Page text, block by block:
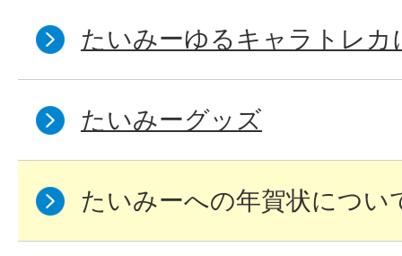
たいみーゆるキャラトレカ
たいみーグッズ
たいみーへの年賀状につい